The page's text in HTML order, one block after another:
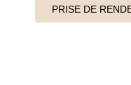
PRISE DE